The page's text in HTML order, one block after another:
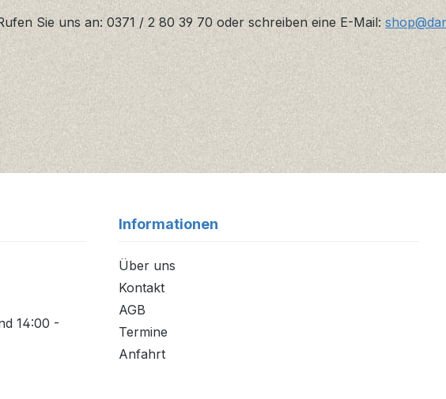
Sie uns an: 0371 / 2 80 39 70 oder schreiben eine E-Mail:
14:00 -
Informationen
Über uns
Kontakt
AGB
Termine
Anfahrt